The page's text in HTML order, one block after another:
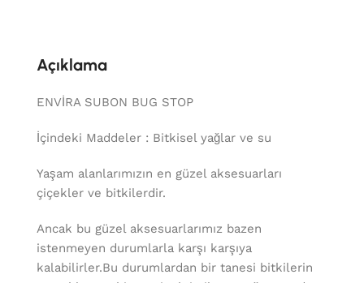
Açıklama
ENVİRA SUBON BUG STOP
İçindeki Maddeler : Bitkisel yağlar ve su
Yaşam alanlarımızın en güzel aksesuarları
çiçekler ve bitkilerdir.
Ancak bu güzel aksesuarlarımız bazen
istenmeyen durumlarla karşı karşıya
kalabilirler.Bu durumlardan bir tanesi bitkilerin